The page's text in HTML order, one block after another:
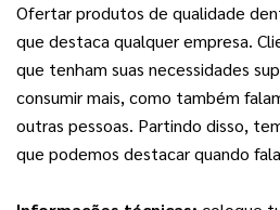
Ofertar produtos de qualidade
que destaca qualquer empresa.
que tenham suas necessidades
consumir mais, como também
outras pessoas. Partindo disso,
que podemos destacar quando